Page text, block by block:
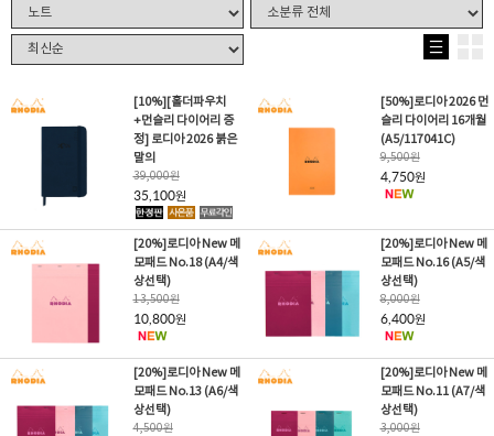
[10%][홀더파우치
+먼슬리 다이어리 증
정] 로디아 2026 붉은
말의
39,000원
35,100원
[50%]로디아 2026 먼
슬리 다이어리 16개월
(A5/117041C)
9,500원
4,750원
[20%]로디아 New 메
모패드 No.18 (A4/색
상선택)
13,500원
10,800원
[20%]로디아 New 메
모패드 No.16 (A5/색
상선택)
8,000원
6,400원
[20%]로디아 New 메
모패드 No.13 (A6/색
상선택)
4,500원
[20%]로디아 New 메
모패드 No.11 (A7/색
상선택)
3,000원